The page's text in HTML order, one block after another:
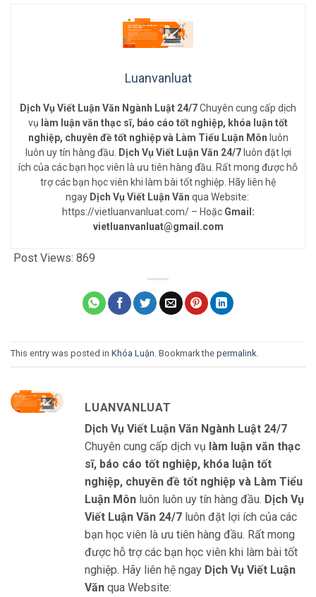
Luanvanluat
Dịch Vụ Viết Luận Văn Ngành Luật 24/7Chuyên cung cấp dịch
vụ làm luận văn thạc sĩ, báo cáo tốt nghiệp, khóa luận tốt
nghiệp, chuyên đề tốt nghiệp và Làm Tiểu Luận Môn luôn
luôn uy tín hàng đầu. Dịch Vụ Viết Luận Văn 24/7luôn đặt lợi
ích của các bạn học viên là ưu tiên hàng đầu. Rất mong được hỗ
trợ các bạn học viên khi làm bài tốt nghiệp. Hãy liên hệ
ngay Dịch Vụ Viết Luận Văn qua Website:
https://vietluanvanluat.com/ – Hoặc Gmail:
vietluanvanluat@gmail.com
Post Views: 869
This entry was posted in Khóa Luận . Bookmark the permalink
LUANVANLUAT
Dịch Vụ Viết Luận Văn Ngành Luật 24/7
Chuyên cung cấp dịch vụ làm luận văn thạc
sĩ, báo cáo tốt nghiệp, khóa luận tốt
nghiệp, chuyên đề tốt nghiệp và Làm Tiểu
Luận Môn luôn luôn uy tín hàng đầu. Dịch Vụ
Viết Luận Văn 24/7 luôn đặt lợi ích của các
bạn học viên là ưu tiên hàng đầu. Rất mong
được hỗ trợ các bạn học viên khi làm bài tốt
nghiệp. Hãy liên hệ ngay Dịch Vụ Viết Luận
Văn qua Website: